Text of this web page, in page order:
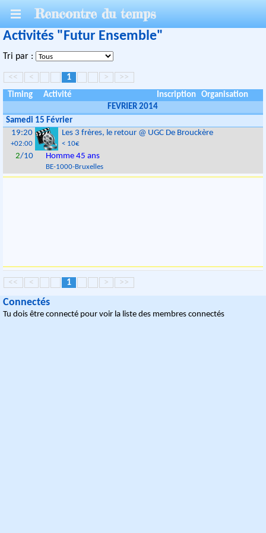
Rencontre du temps
Activités "Futur Ensemble"
Tri par :
<< < 1 > >>
Timing Activité Inscription
Organisation
FEVRIER 2014
Samedi 15 Février
19:20
+02:00
Les 3 frères, le retour @ UGC De Brouckère
< 10€
2/10 Homme 45 ans
BE-1000-Bruxelles
<< < 1 > >>
Connectés
Tu dois être connecté pour voir la liste des membres connectés